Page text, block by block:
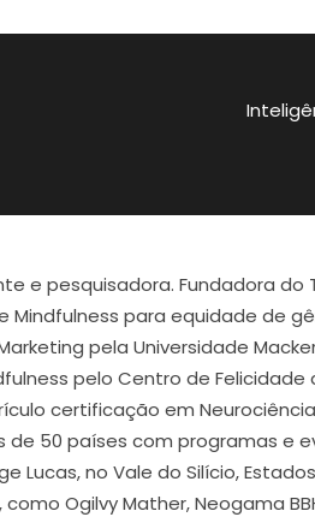
e pesquisadora. Fundadora
Mindfulness para equidade de
pela Universidade
pelo Centro de
certificação em
de 50 países com programas e
Lucas, no Vale do Silício,
Ogilvy Mather, Neogama